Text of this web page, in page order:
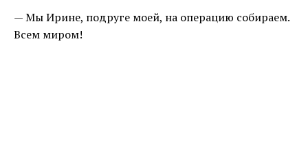
— Мы Ирине, подруге моей, на операцию собираем.
Всем миром!